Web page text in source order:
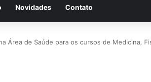
Novidades Contato
Área de Saúde para os cursos de Medicina,